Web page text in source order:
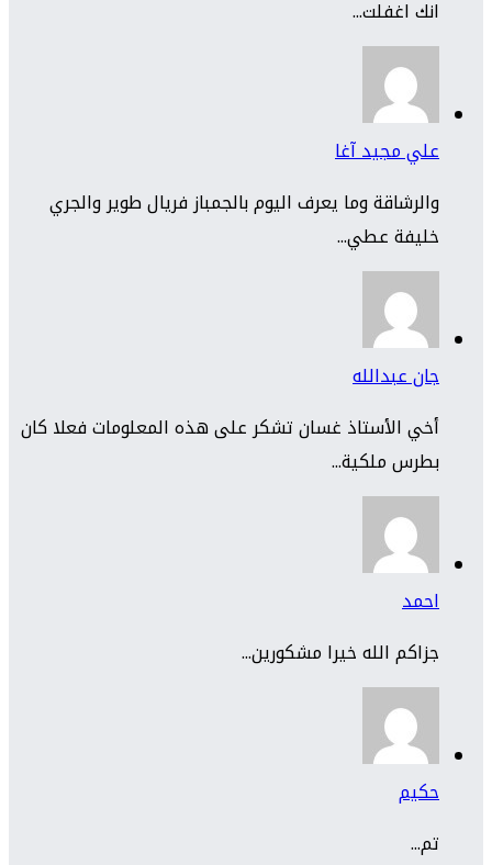
انك اغفلت...
علي مجيد آغا
والرشاقة وما يعرف اليوم بالجمباز فريال طوير والجري
خليفة عطي...
جان عبدالله
أخي الأستاذ غسان تشكر على هذه المعلومات فعلا كان
بطرس ملكية...
احمد
جزاكم الله خيرا مشكورين...
حكيم
تم...